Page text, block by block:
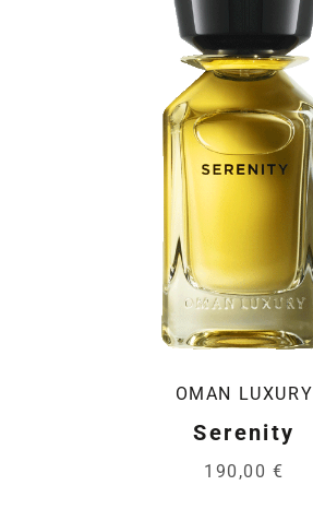
OMAN LUXURY
Serenity
190,00 €